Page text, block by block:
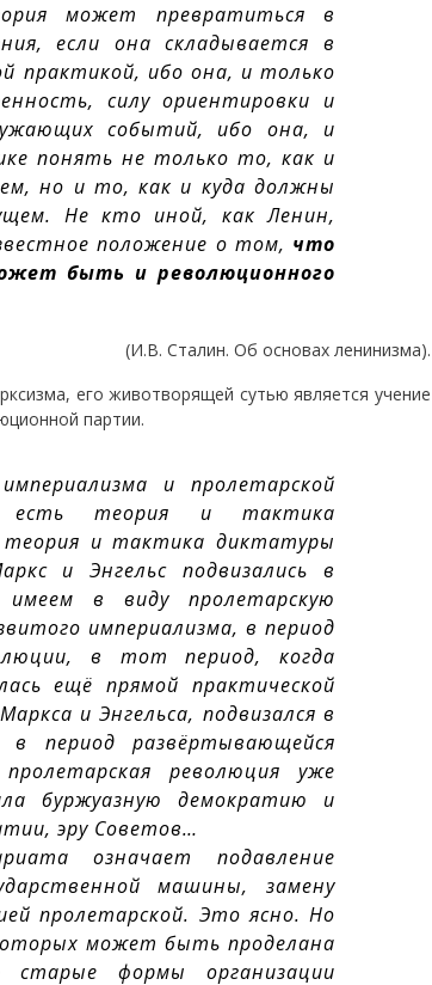
может превратиться в
если она складывается в
практикой, ибо она, и только
силу ориентировки и
событий, ибо она, и
понять не только то, как и
но и то, как и куда должны
Не кто иной, как Ленин,
положение о том, что
быть и революционного
(И.В. Сталин. Об основах ленинизма).
его животворящей сутью является учение
партии.
и пролетарской
есть теория и тактика
теория и тактика диктатуры
и Энгельс подвизались в
в виду пролетарскую
империализма, в период
в тот период, когда
ещё прямой практической
и Энгельса, подвизался в
в период развёртывающейся
революция уже
буржуазную демократию и
эру Советов…
означает подавление
машины, замену
пролетарской. Это ясно. Но
может быть проделана
старые формы организации